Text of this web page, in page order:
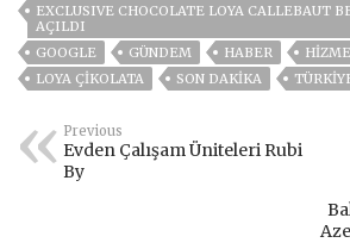
EXCLUSIVE CHOCOLATE LOYA CALLEBAUT
AÇILDI
GOOGLE
GÜNDEM HABER
LOYA ÇİKOLATA
SON DAKIKA
Previous
Evden Çalışam Üniteleri Rubi
By